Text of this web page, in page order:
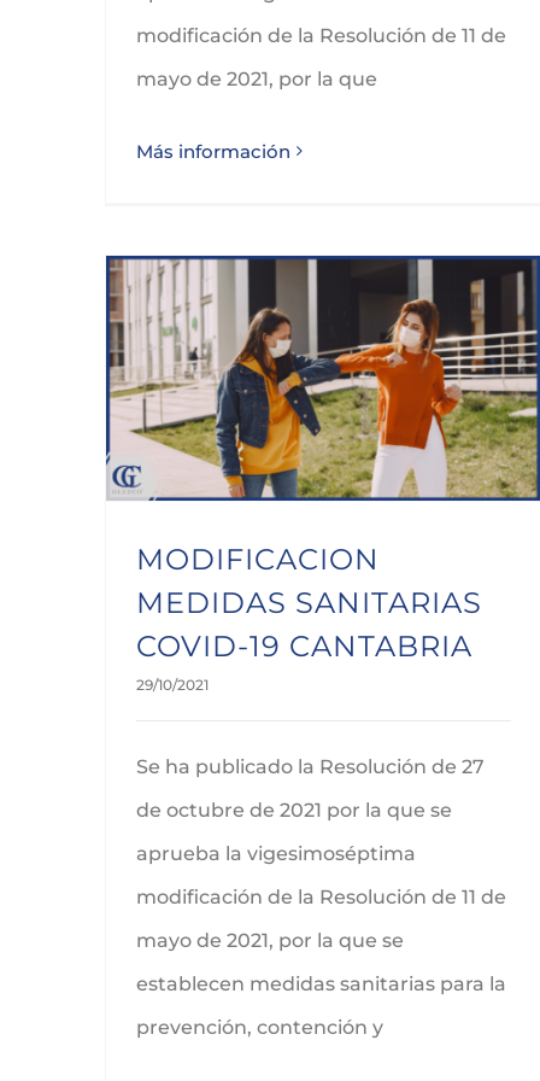
modificación de la Resolución de 11 de
mayo de 2021, por la que
Más información
MODIFICACION
MEDIDAS SANITARIAS
COVID-19 CANTABRIA
29/10/2021
Se ha publicado la Resolución de 27
de octubre de 2021 por la que se
aprueba la vigesimoséptima
modificación de la Resolución de 11 de
mayo de 2021, por la que se
establecen medidas sanitarias para la
prevención, contención y